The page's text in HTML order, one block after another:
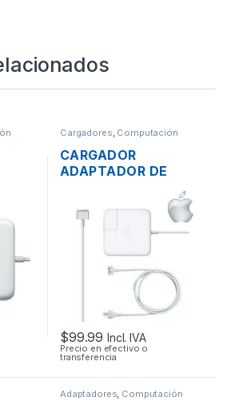
Cargadores, Computación
CARGADOR
ADAPTADOR DE
LAPTOP MAC APPLE
MAGSAFE 2 16.5V
ORIGINAL + CABLE
DE PODER
$99.99 Incl. IVA
Precio en efectivo o
transferencia
Adaptadores Computación